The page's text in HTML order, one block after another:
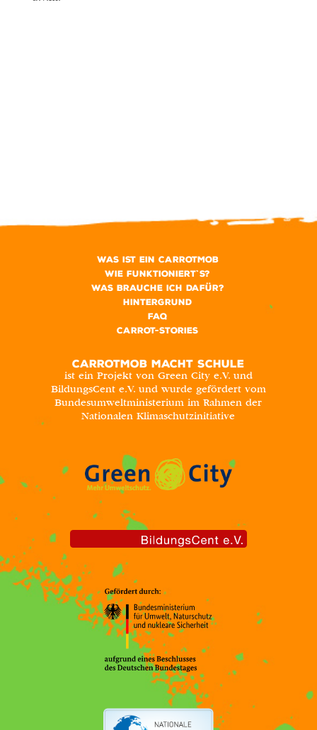
Was ist ein CarrotMob
Wie funktioniert`s?
Was brauche ich dafür?
Hintergrund
FAQ
Carrot-Stories
CARROTMOB MACHT SCHULE
ist ein Projekt von Green City e.V. und
BildungsCent e.V. und wurde gefördert vom
Bundesumweltministerium im Rahmen der
Nationalen Klimaschutzinitiative